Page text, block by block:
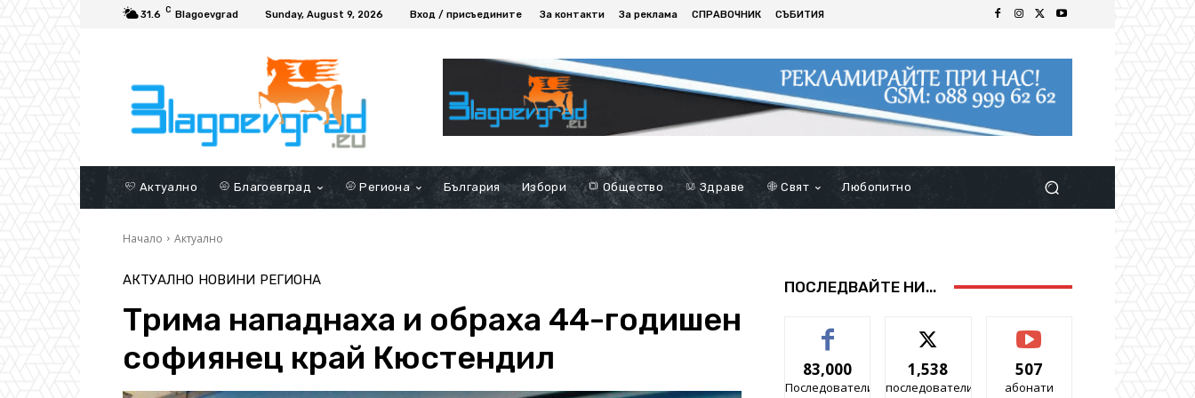
31.6 C Blagoevgrad Sunday, August 9, 2026 Вход / присъедините За контакти За реклама СПРАВОЧНИК СЪБИТИЯ
Актуално Благоевград Региона България Избори Общество Здраве Свят Любопитно
Начало Актуално
АКТУАЛНО НОВИНИ РЕГИОНА
Трима нападнаха и обраха 44-годишен
софиянец край Кюстендил
ПОСЛЕДВАЙТЕ НИ...
83,000
Последователи
1,538
последователи
507
абонати